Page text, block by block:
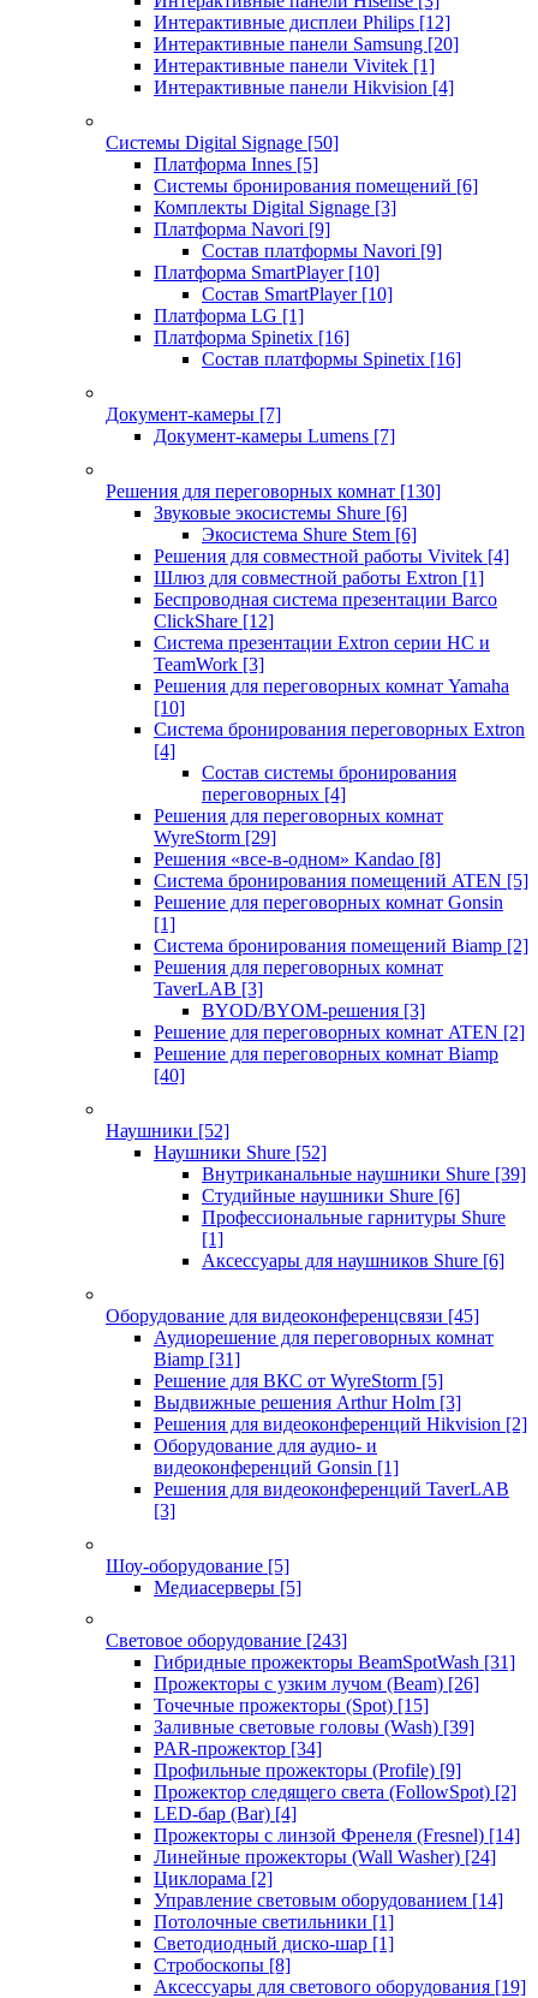
Интерактивные дисплеи Philips [12]
Интерактивные панели Samsung [20]
Интерактивные панели Vivitek [1]
Интерактивные панели Hikvision [4]
Системы Digital Signage [50]
Платформа Innes [5]
Системы бронирования помещений [6]
Комплекты Digital Signage [3]
Платформа Navori [9]
Состав платформы Navori [9]
Платформа SmartPlayer [10]
Состав SmartPlayer [10]
Платформа LG [1]
Платформа Spinetix [16]
Состав платформы Spinetix [16]
Документ-камеры [7]
Документ-камеры Lumens [7]
Решения для переговорных комнат [130]
Звуковые экосистемы Shure [6]
Экосистема Shure Stem [6]
Решения для совместной работы Vivitek [4]
Шлюз для совместной работы Extron [1]
Беспроводная система презентации Barco
ClickShare [12]
Система презентации Extron серии HC и
TeamWork [3]
Решения для переговорных комнат Yamaha
[10]
Система бронирования переговорных Extron
[4]
Состав системы бронирования
переговорных [4]
Решения для переговорных комнат
WyreStorm [29]
Решения «все-в-одном» Kandao [8]
Система бронирования помещений ATEN [5]
Решение для переговорных комнат Gonsin
[1]
Система бронирования помещений Biamp [2]
Решения для переговорных комнат
TaverLAB [3]
BYOD/BYOM-решения [3]
Решение для переговорных комнат ATEN [2]
Решение для переговорных комнат Biamp
[40]
Наушники [52]
Наушники Shure [52]
Внутриканальные наушники Shure [39]
Студийные наушники Shure [6]
Профессиональные гарнитуры Shure
[1]
Аксессуары для наушников Shure [6]
Оборудование для видеоконференцсвязи [45]
Аудиорешение для переговорных комнат
Biamp [31]
Решение для ВКС от WyreStorm [5]
Выдвижные решения Arthur Holm [3]
Решения для видеоконференций Hikvision [2]
Оборудование для аудио- и
видеоконференций Gonsin [1]
Решения для видеоконференций TaverLAB
[3]
Шоу-оборудование [5]
Медиасерверы [5]
Световое оборудование [243]
Гибридные прожекторы BeamSpotWash [31]
Прожекторы с узким лучом (Beam) [26]
Точечные прожекторы (Spot) [15]
Заливные световые головы (Wash) [39]
PAR-прожектор [34]
Профильные прожекторы (Profile) [9]
Прожектор следящего света (FollowSpot) [2]
LED-бар (Bar) [4]
Прожекторы с линзой Френеля (Fresnel) [14]
Линейные прожекторы (Wall Washer) [24]
Циклорама [2]
Управление световым оборудованием [14]
Потолочные светильники [1]
Светодиодный диско-шар [1]
Стробоскопы [8]
Аксессуары для светового оборудования [19]